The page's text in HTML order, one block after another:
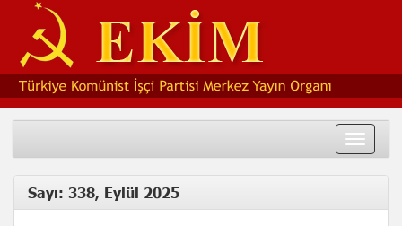
Toggle
Sayı: 338, Eylül 2025